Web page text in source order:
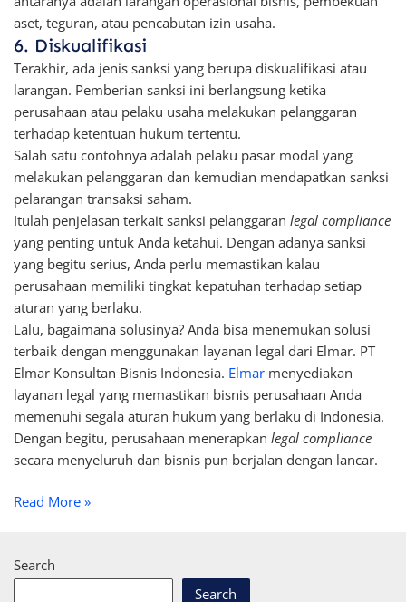
aset, teguran, atau pencabutan izin usaha.
6. Diskualifikasi
Terakhir, ada jenis sanksi yang berupa diskualifikasi atau
larangan. Pemberian sanksi ini berlangsung ketika
perusahaan atau pelaku usaha melakukan pelanggaran
terhadap ketentuan hukum tertentu.
Salah satu contohnya adalah pelaku pasar modal yang
melakukan pelanggaran dan kemudian mendapatkan sanksi
pelarangan transaksi saham.
Itulah penjelasan terkait sanksi pelanggaran legal compliance
yang penting untuk Anda ketahui. Dengan adanya sanksi
yang begitu serius, Anda perlu memastikan kalau
perusahaan memiliki tingkat kepatuhan terhadap setiap
aturan yang berlaku.
Lalu, bagaimana solusinya? Anda bisa menemukan solusi
terbaik dengan menggunakan layanan legal dari Elmar. PT
Elmar Konsultan Bisnis Indonesia. Elmar menyediakan
layanan legal yang memastikan bisnis perusahaan Anda
memenuhi segala aturan hukum yang berlaku di Indonesia.
Dengan begitu, perusahaan menerapkan legal compliance
secara menyeluruh dan bisnis pun berjalan dengan lancar.
Read More »
Search
Search